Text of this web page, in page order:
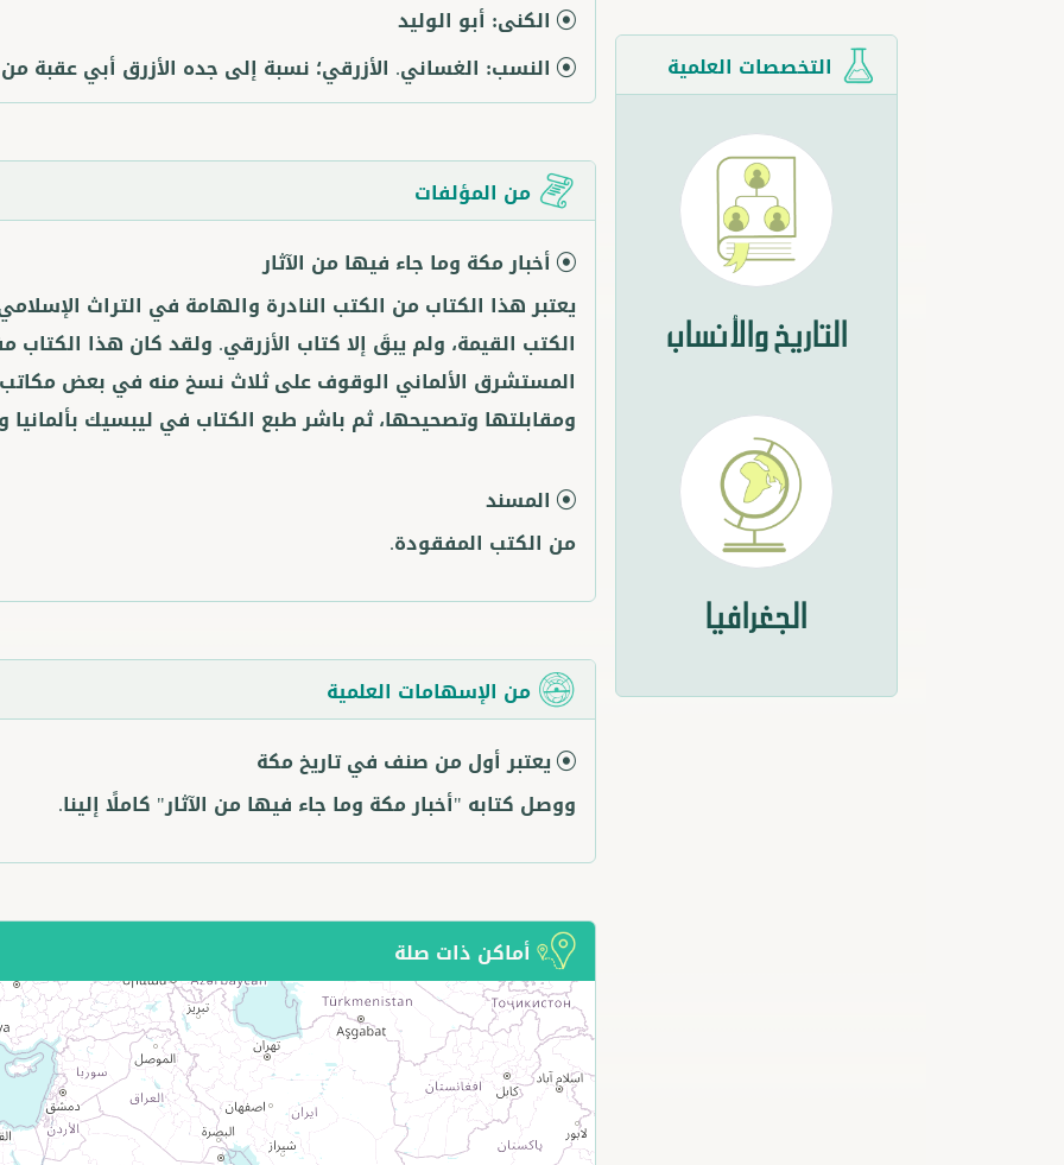
التخصصات العلمية
التاريخ والأنساب
الجغرافيا
الكنى: أبو الوليد
النسب: الغساني. الأزرقي؛ نسبة إلى جده الأزرق أبي عقبة
من المؤلفات
أخبار مكة وما جاء فيها من الآثار
يعتبر هذا الكتاب من الكتب النادرة والهامة في التراث
الكتب القيمة، ولم يبقَ إلا كتاب الأزرقي. ولقد كان هذا الكتاب
المستشرق الألماني الوقوف على ثلاث نسخ منه في بعض
ومقابلتها وتصحيحها، ثم باشر طبع الكتاب في ليبسيك بألمانيا وانتهى من
المسند
من الكتب المفقودة.
من الإسهامات العلمية
يعتبر أول من صنف في تاريخ مكة
ووصل كتابه "أخبار مكة وما جاء فيها من الآثار" كاملًا إلينا.
أماكن ذات صلة